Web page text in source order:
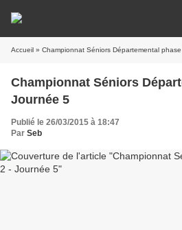
Accueil » Championnat Séniors Départemental
Championnat Séniors
Journée 5
Publié le 26/03/2015 à 18:47
Par Seb